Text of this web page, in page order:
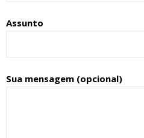
Assunto
Sua mensagem (opcional)